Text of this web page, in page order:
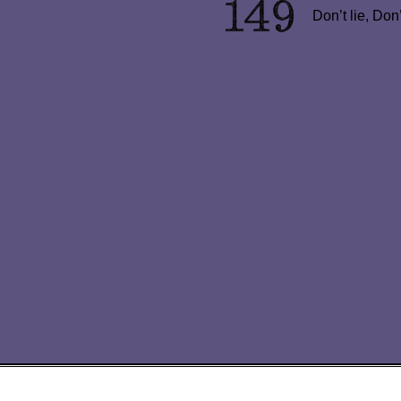
Don’t lie,